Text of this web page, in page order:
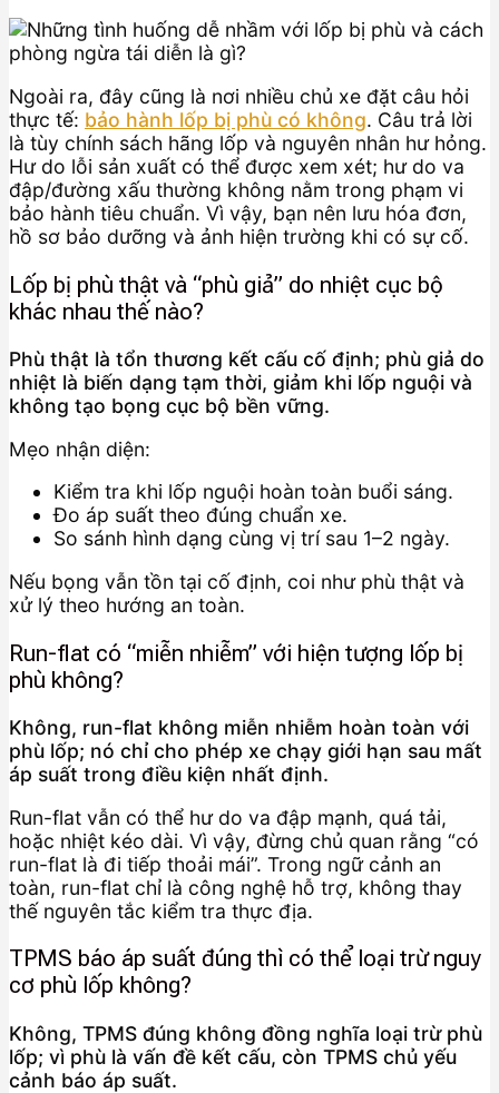
Ngoài ra, đây cũng là nơi nhiều chủ xe đặt câu hỏi
thực tế: bảo hành lốp bị phù có không. Câu trả lời
là tùy chính sách hãng lốp và nguyên nhân hư hỏng.
Hư do lỗi sản xuất có thể được xem xét; hư do va
đập/đường xấu thường không nằm trong phạm vi
bảo hành tiêu chuẩn. Vì vậy, bạn nên lưu hóa đơn,
hồ sơ bảo dưỡng và ảnh hiện trường khi có sự cố.
Lốp bị phù thật và “phù giả” do nhiệt cục bộ
khác nhau thế nào?
Phù thật là tổn thương kết cấu cố định; phù giả do
nhiệt là biến dạng tạm thời, giảm khi lốp nguội và
không tạo bọng cục bộ bền vững.
Mẹo nhận diện:
Kiểm tra khi lốp nguội hoàn toàn buổi sáng.
Đo áp suất theo đúng chuẩn xe.
So sánh hình dạng cùng vị trí sau 1–2 ngày.
Nếu bọng vẫn tồn tại cố định, coi như phù thật và
xử lý theo hướng an toàn.
Run-flat có “miễn nhiễm” với hiện tượng lốp bị
phù không?
Không, run-flat không miễn nhiễm hoàn toàn với
phù lốp; nó chỉ cho phép xe chạy giới hạn sau mất
áp suất trong điều kiện nhất định.
Run-flat vẫn có thể hư do va đập mạnh, quá tải,
hoặc nhiệt kéo dài. Vì vậy, đừng chủ quan rằng “có
run-flat là đi tiếp thoải mái”. Trong ngữ cảnh an
toàn, run-flat chỉ là công nghệ hỗ trợ, không thay
thế nguyên tắc kiểm tra thực địa.
TPMS báo áp suất đúng thì có thể loại trừ nguy
cơ phù lốp không?
Không, TPMS đúng không đồng nghĩa loại trừ phù
lốp; vì phù là vấn đề kết cấu, còn TPMS chủ yếu
cảnh báo áp suất.